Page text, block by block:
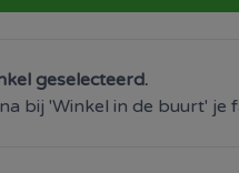
geselecteerd.
bij 'Winkel in de buurt' je